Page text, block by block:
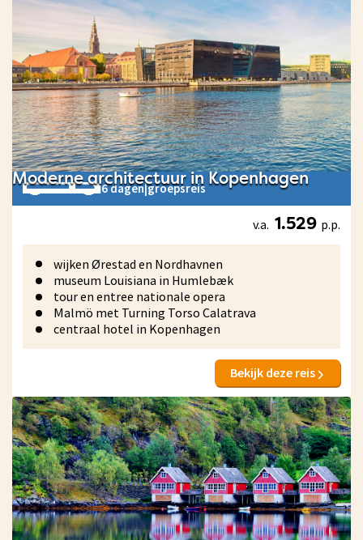
Moderne architectuur in Kopenhagen
6 dagen|groepsreis
v.a. 1.529 p.p.
wijken Ørestad en Nordhavnen
museum Louisiana in Humlebæk
tour en entree nationale opera
Malmö met Turning Torso Calatrava
centraal hotel in Kopenhagen
Bekijk deze reis